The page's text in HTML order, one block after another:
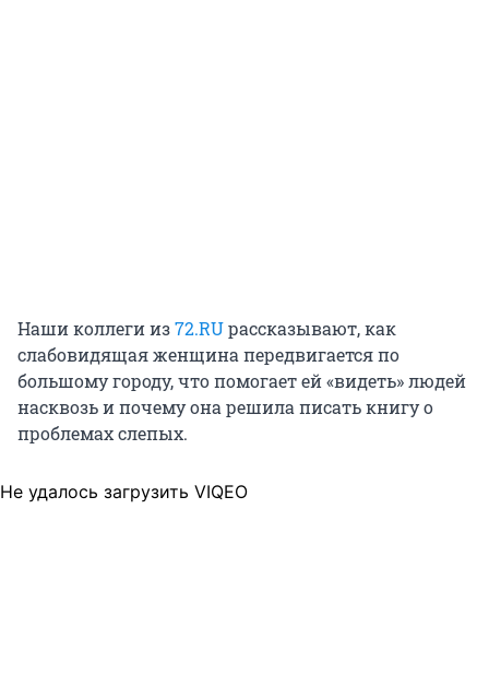
Наши коллеги из72.RUрассказывают, как
слабовидящая женщина передвигается по
большому городу, что помогает ей «видеть» людей
насквозь и почему она решила писать книгу о
проблемах слепых.
Не удалось загрузить VIQEO